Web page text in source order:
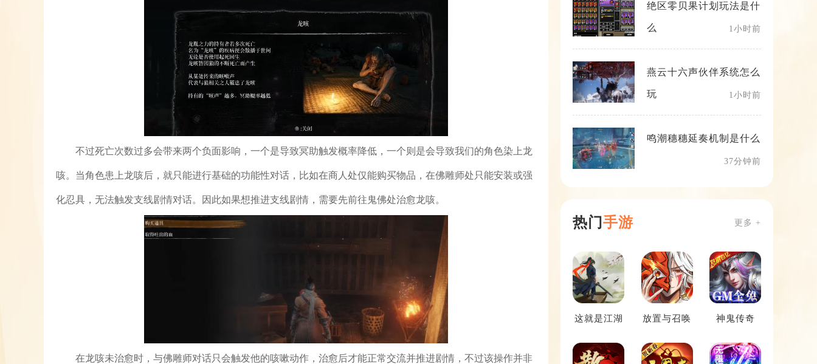
不过死亡次数过多会带来两个负面影响，一个是导致冥助触发概率降低，一个则是会导致我们的角色染上龙
咳。当角色患上龙咳后，就只能进行基础的功能性对话，比如在商人处仅能购买物品，在佛雕师处只能安装或强
化忍具，无法触发支线剧情对话。因此如果想推进支线剧情，需要先前往鬼佛处治愈龙咳。
在龙咳未治愈时，与佛雕师对话只会触发他的咳嗽动作，治愈后才能正常交流并推进剧情，不过该操作并非
绝区零贝果计划玩法是什
么 1小时前
燕云十六声伙伴系统怎么
玩 1小时前
鸣潮穗穗延奏机制是什么
37分钟前
热门手游 更多 +
这就是江湖 放置与召唤 神鬼传奇